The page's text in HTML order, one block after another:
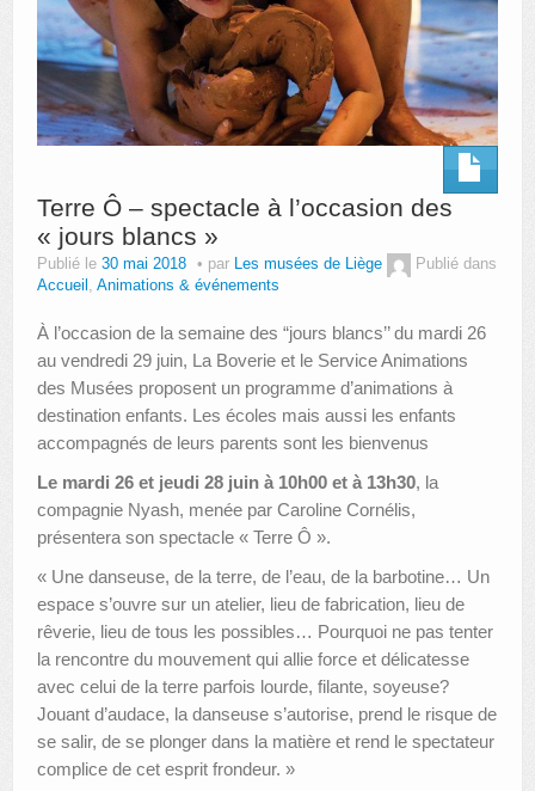
Terre Ô – spectacle à l’occasion des
« jours blancs »
Publié le 30 mai 2018 par Les musées de Liège
Publié dans
Accueil
Animations & événements
À l’occasion de la semaine des “jours blancs’’ du mardi 26
au vendredi 29 juin, La Boverie et le Service Animations
des Musées proposent un programme d’animations à
destination enfants. Les écoles mais aussi les enfants
accompagnés de leurs parents sont les bienvenus
Le mardi 26 et jeudi 28 juin à 10h00 et à 13h30, la
compagnie Nyash, menée par Caroline Cornélis,
présentera son spectacle « Terre Ô ».
« Une danseuse, de la terre, de l’eau, de la barbotine… Un
espace s’ouvre sur un atelier, lieu de fabrication, lieu de
rêverie, lieu de tous les possibles… Pourquoi ne pas tenter
la rencontre du mouvement qui allie force et délicatesse
avec celui de la terre parfois lourde, filante, soyeuse?
Jouant d’audace, la danseuse s’autorise, prend le risque de
se salir, de se plonger dans la matière et rend le spectateur
complice de cet esprit frondeur. »